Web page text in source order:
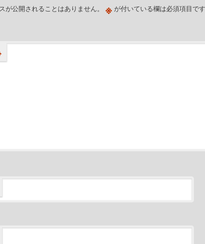
が公開されることはありません。 ※が付いている欄は必須項目です